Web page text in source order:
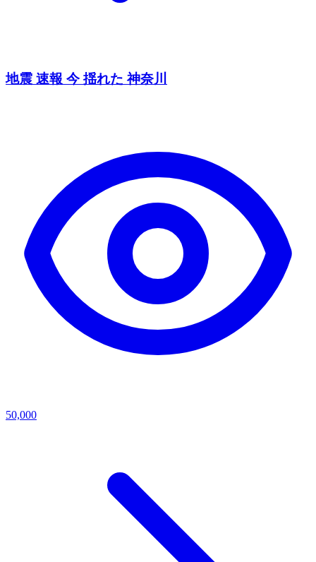
地震 速報 今 揺れた 神奈川
50,000